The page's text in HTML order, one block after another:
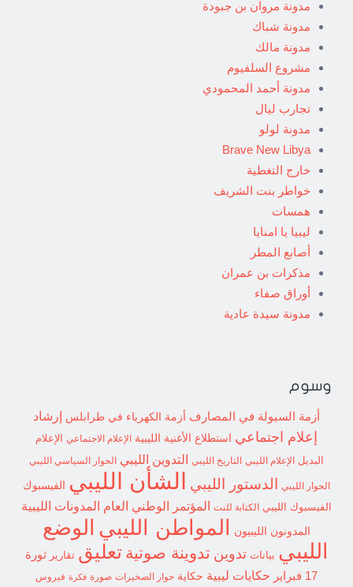
مدونة مروان بن جبودة
مدونة شباك
مدونة مالك
مشروع السلفيوم
مدونة أحمد المحمودي
تجارب ليال
مدونة لولو
Brave New Libya
خارج التغطية
خواطر بنت الشريف
همسات
ليبيا يا امنايا
أصابع المطر
مذكرات بن عمران
أوراق صفاء
مدونة سيدة عادية
وسوم
أزمة السيولة في المصارف أزمة الكهرباء في طرابلس إرشاد
إعلام اجتماعي استطلاع الأغنية الليبية الإعلام الاجتماعي
الإعلام
البديل الإعلام الليبي التاريخ الليبي التدوين الليبي الحوار السياسي الليبي
الحوار الليبي الدستور الليبي الشأن الليبي الفيسبوك
الفيسبوك الليبي الكتابة للنت المؤتمر الوطني العام المدونات الليبية
المدونون الليبيون المواطن الليبي الوضع
الليبي بيانات تدوين تدوينة صوتية تعليق تقارير
ثورة
17 فبراير
حكايات ليبية حكاية حوار الصخيرات صورة فكرة فيروس